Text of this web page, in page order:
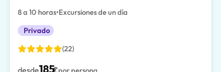
8 a 10 horas•Excursiones de un día
Privado
(22)
desde185€